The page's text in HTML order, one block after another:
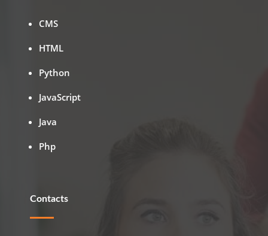
CMS
HTML
Python
JavaScript
Java
Php
Contacts